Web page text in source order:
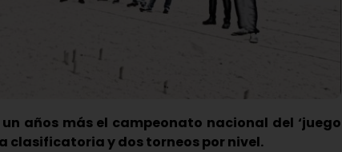
años más el campeonato nacional del ‘juego
clasificatoria y dos torneos por nivel.